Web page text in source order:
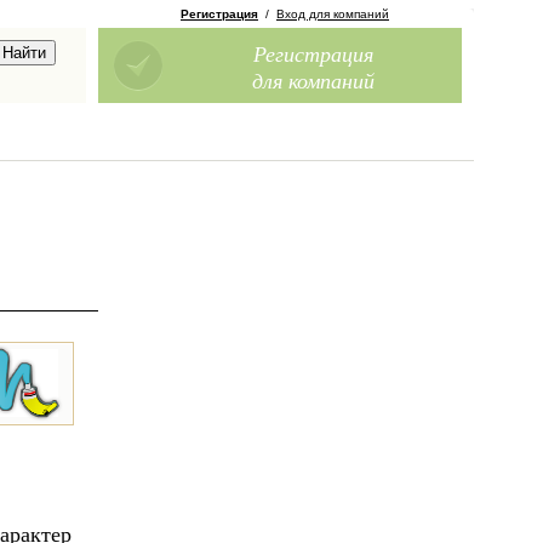
Регистрация / Вход для компаний
Регистрация
для компаний